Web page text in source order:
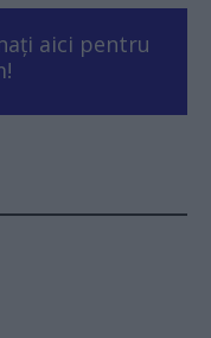
aici pentru